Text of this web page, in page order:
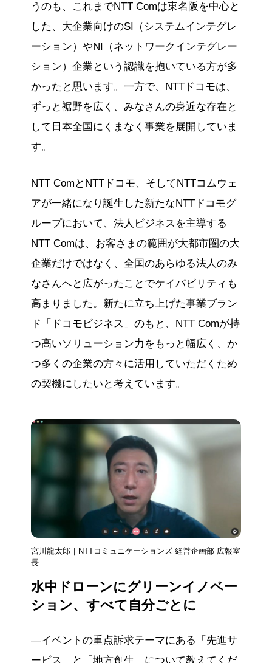
うのも、これまでNTT Comは東名阪を中心と
した、大企業向けのSI（システムインテグレ
ーション）やNI（ネットワークインテグレー
ション）企業という認識を抱いている方が多
かったと思います。一方で、NTTドコモは、
ずっと裾野を広く、みなさんの身近な存在と
して日本全国にくまなく事業を展開していま
す。
NTT ComとNTTドコモ、そしてNTTコムウェ
アが一緒になり誕生した新たなNTTドコモグ
ループにおいて、法人ビジネスを主導する
NTT Comは、お客さまの範囲が大都市圏の大
企業だけではなく、全国のあらゆる法人のみ
なさんへと広がったことでケイパビリティも
高まりました。新たに立ち上げた事業ブラン
ド「ドコモビジネス」のもと、NTT Comが持
つ高いソリューション力をもっと幅広く、か
つ多くの企業の方々に活用していただくため
の契機にしたいと考えています。
宮川龍太郎｜NTTコミュニケーションズ 経営企画部 広報室
長
水中ドローンにグリーンイノベー
ション、すべて自分ごとに
―イベントの重点訴求テーマにある「先進サ
ービス」と「地方創生」について教えてくだ